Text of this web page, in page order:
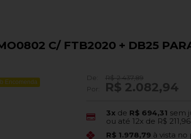
C/ FTB2020 + DB25
Encomenda
De:
R$ 2.437,89
Por:
R$ 2.082,94
3x de R$ 694,31 sem
ou até12x de R$ 211,96
R$ 1.978,79 à vista no